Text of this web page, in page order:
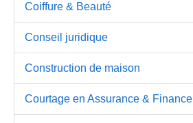
Coiffure & Beauté
Conseil juridique
Construction de maison
Courtage en Assurance & Finance